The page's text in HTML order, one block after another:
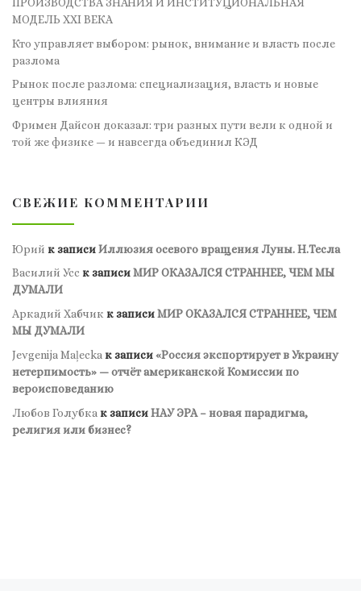
МОДЕЛЬ XXI ВЕКА
Кто управляет выбором: рынок, внимание и власть после
разлома
Рынок после разлома: специализация, власть и новые
центры влияния
Фримен Дайсон доказал: три разных пути вели к одной и
той же физике — и навсегда объединил КЭД
СВЕЖИЕ КОММЕНТАРИИ
Юрий к записиИллюзия осевого вращения Луны. Н.Тесла
Василий Усс к записиМИР ОКАЗАЛСЯ СТРАННЕЕ, ЧЕМ МЫ
ДУМАЛИ
Аркадий Хабчик к записиМИР ОКАЗАЛСЯ СТРАННЕЕ, ЧЕМ
МЫ ДУМАЛИ
Jevgenija Maļecka к записи«Россия экспортирует в Украину
нетерпимость» — отчёт американской Комиссии по
вероисповеданию
Любов Голубка к записиНАУ ЭРА – новая парадигма,
религия или бизнес?